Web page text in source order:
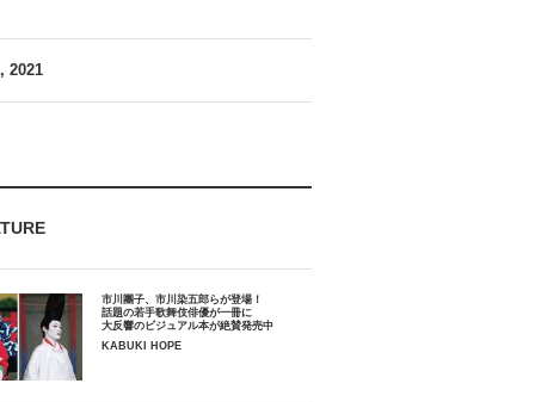
2021
市川團子、市川染五郎らが登場！
話題の若手歌舞伎俳優が一冊に
大反響のビジュアル本が絶賛発売中
KABUKI HOPE